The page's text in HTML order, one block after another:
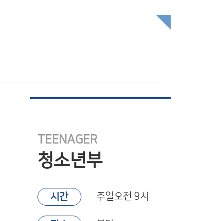
TEENAGER
청소년부
시간 주일오전 9시